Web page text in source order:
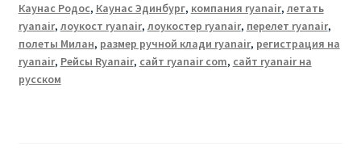
Каунас Родос, Каунас Эдинбург, компания ryanair, летать
ryanair, лоукост ryanair, лоукостер ryanair, перелет ryanair,
полеты Милан, размер ручной клади ryanair, регистрация на
ryanair, Рейсы Ryanair, сайт ryanair com, сайт ryanair на
русском